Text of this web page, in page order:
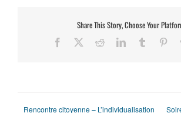
Share This Story, Choose Your
Facebook RedditLinkedInTumblr
Rencontre citoyenne – L’individualisation